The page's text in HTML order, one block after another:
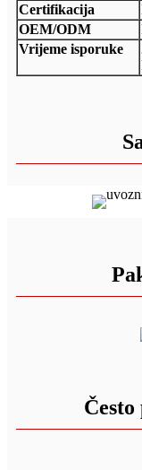
Certifikacija
OEM/ODM
Vrijeme isporuke